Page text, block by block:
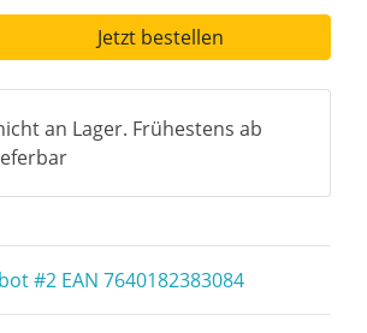
Jetzt bestellen
an Lager. Frühestens ab
#2 EAN 7640182383084